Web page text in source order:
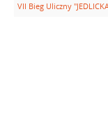
VII Bieg Uliczny